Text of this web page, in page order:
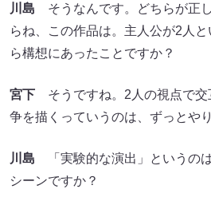
川島 そうなんです。どちらが正
らね、この作品は。主人公が2人
ら構想にあったことですか？
宮下 そうですね。2人の視点で交
争を描くっていうのは、ずっとや
川島 「実験的な演出」というの
シーンですか？